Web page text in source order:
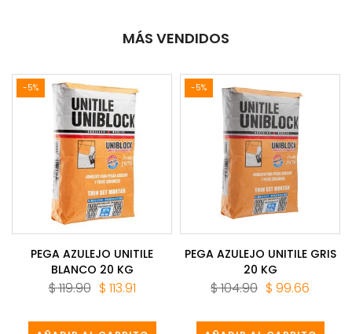
MÁS VENDIDOS
-5%
PEGA AZULEJO UNITILE
BLANCO 20 KG
$ 119.90 $ 113.91
-5%
PEGA AZULEJO UNITILE GRIS
20 KG
$ 104.90 $ 99.66